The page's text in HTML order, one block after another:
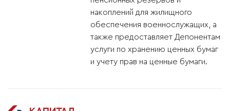
накоплений для жилищного
обеспечения военнослужащих, а
также предоставляет Депонентам
услуги по хранению ценных бумаг
и учету прав на ценные бумаги.